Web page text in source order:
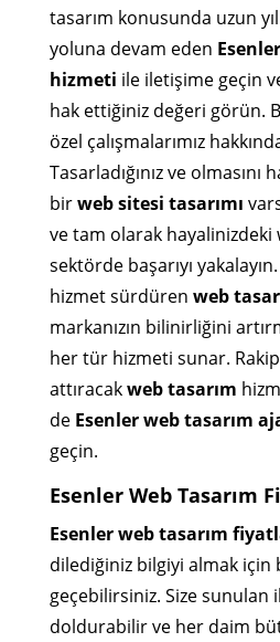
tasarım konusunda uzun
yoluna devam eden
hizmeti ile iletişime geçin
hak ettiğiniz değeri görün.
özel çalışmalarımız
Tasarladığınız ve olmasını
birweb sitesi tasarımı
ve tam olarak hayalinizdeki
sektörde başarıyı
hizmet sürdüren web
markanızın bilinirliğini
her tür hizmeti sunar.
attıracakweb tasarım
de Esenler web tasarım
geçin.
Esenler Web Tasarım
Esenler web tasarım
dilediğiniz bilgiyi almak için
geçebilirsiniz. Size
doldurabilir ve her daim